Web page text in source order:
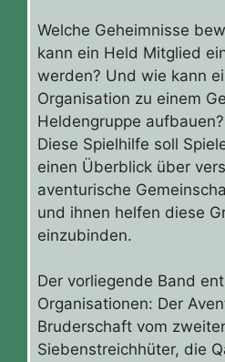
Welche Geheimnisse
kann ein Held Mitglied
werden? Und wie kann
Organisation zu einem
Heldengruppe aufbauen?
Diese Spielhilfe soll
einen Überblick über
aventurische
und ihnen helfen diese
einzubinden.
Der vorliegende Band
Organisationen: Der
Bruderschaft vom
Siebenstreichhüter, die